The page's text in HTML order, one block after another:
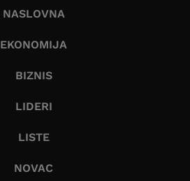
NASLOVNA
EKONOMIJA
BIZNIS
LIDERI
LISTE
NOVAC